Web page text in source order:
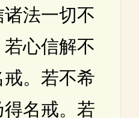
法一切不
心信解不
。若不希
名戒。若